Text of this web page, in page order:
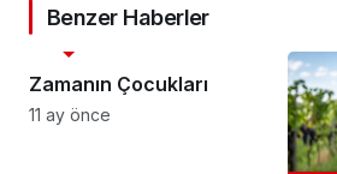
Benzer Haberler
Zamanın Çocukları
11 ay önce